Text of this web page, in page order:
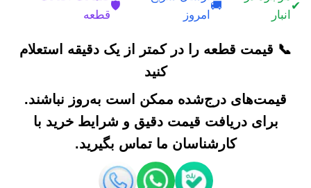
✔
انبار
🚚
امروز
🛡️
قطعه
📞 قیمت قطعه را در کمتر از یک دقیقه استعلام
کنید
قیمت‌های درج‌شده ممکن است به‌روز نباشند.
برای دریافت قیمت دقیق و شرایط خرید با
کارشناسان ما تماس بگیرید.